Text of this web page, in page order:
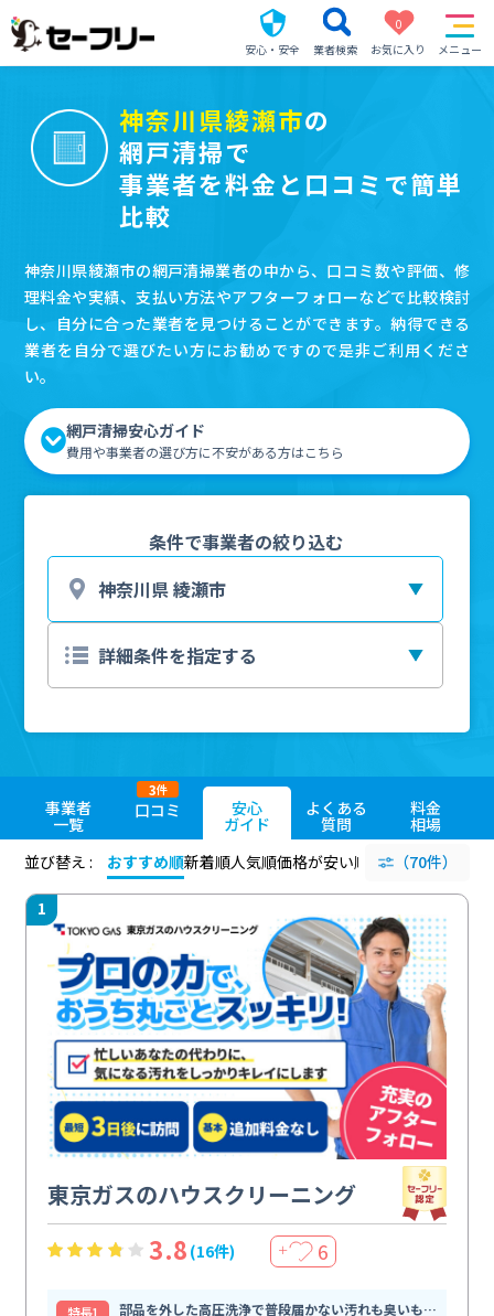
安心・安全 業者検索
0
お気に入り
メニュー
神奈川県綾瀬市の
網戸清掃で
事業者を料金と口コミで簡単
比較
神奈川県綾瀬市の網戸清掃業者の中から、口コミ数や評価、修
理料金や実績、支払い方法やアフターフォローなどで比較検討
し、自分に合った業者を見つけることができます。納得できる
業者を自分で選びたい方にお勧めですので是非ご利用くださ
い。
網戸清掃安心ガイド
費用や事業者の選び方に不安がある方はこちら
条件で事業者の絞り込む
事業者
一覧
口コミ
3件
安心
ガイド
よくある
質問
料金
相場
並び替え :
おすすめ順新着順人気順価格が安い順 評価が高い順
（70件）
1
東京ガスのハウスクリーニング
3.8 (16件) ＋ 6
特⻑1
部品を外した高圧洗浄で普段届かない汚れも臭いもすっきり解消